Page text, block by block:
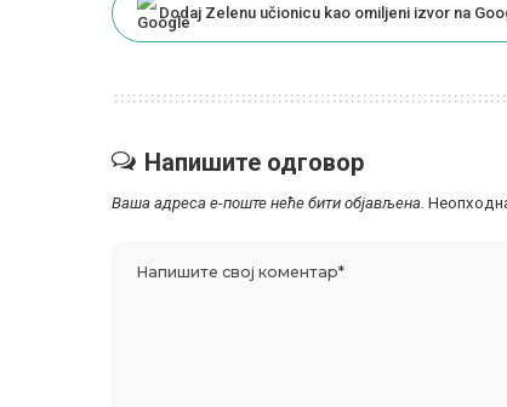
Dodaj Zelenu učionicu kao omiljeni izvor na
Напишите одговор
Ваша адреса е-поште неће бити објављена.